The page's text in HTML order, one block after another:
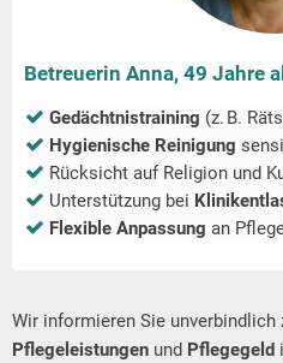
Betreuerin Anna, 49 Jahre
Gedächtnistraining (z. B.
Hygienische Reinigung
Rücksicht auf Religion und
Unterstützung bei
Flexible Anpassung an
Wir informieren Sie unverbindlich
Pflegeleistungen und Pflegegeld